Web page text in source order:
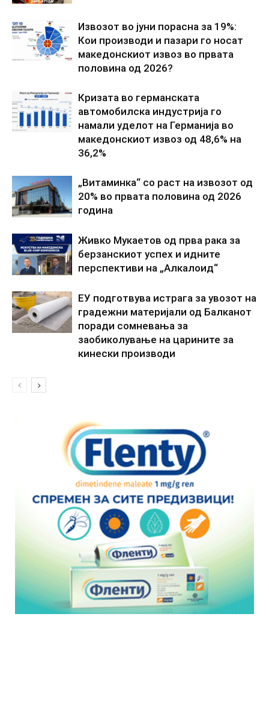
Извозот во јуни порасна за 19%:
Кои производи и пазари го носат
македонскиот извоз во првата
половина од 2026?
Кризата во германската
автомобилска индустрија го
намали уделот на Германија во
македонскиот извоз од 48,6% на
36,2%
„Витаминка“ со раст на извозот од
20% во првата половина од 2026
година
Живко Мукаетов од прва рака за
берзанскиот успех и идните
перспективи на „Алкалоид“
ЕУ подготвува истрага за увозот на
градежни материјали од Балканот
поради сомневања за
заобиколување на царините за
кинески производи